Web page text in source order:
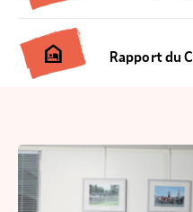
night_shelter Rapport du